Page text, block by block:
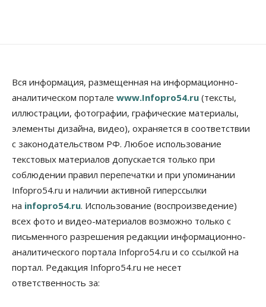
Власть
Губернатор поблагодарил новосибирских
строителей за вклад в развитие региона
05 Августа 2026, 16:40
Общество
Самые популярные у
предпринимателей сферы бизнеса назвали в
Новосибирске
05 Августа 2026, 16:00
Недвижимость
Летний марафон скидок в ГК «Расцветай — до 16
августа
05 Августа 2026, 15:55
Общество
Проект нового микрорайона на улице Кирова
утвердили в Новосибирске
Вся информация, размещенная на информационно-
аналитическом портале www.Infopro54.ru (тексты,
иллюстрации, фотографии, графические материалы,
элементы дизайна, видео), охраняется в соответствии
с законодательством РФ. Любое использование
текстовых материалов допускается только при
соблюдении правил перепечатки и при упоминании
Infopro54.ru и наличии активной гиперссылки
на infopro54.ru. Использование (воспроизведение)
всех фото и видео-материалов возможно только с
письменного разрешения редакции информационно-
аналитического портала Infopro54.ru и со ссылкой на
портал. Редакция Infopro54.ru не несет
ответственность за: